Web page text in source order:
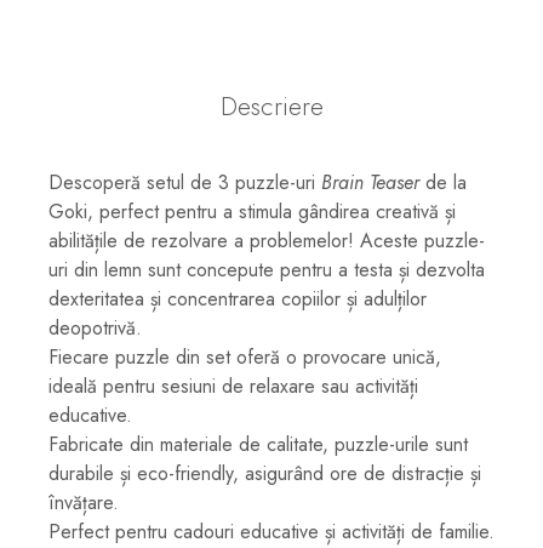
Descriere
Descoperă setul de 3 puzzle-uri Brain Teaserde la
Goki, perfect pentru a stimula gândirea creativă și
abilitățile de rezolvare a problemelor! Aceste puzzle-
uri din lemn sunt concepute pentru a testa și dezvolta
dexteritatea și concentrarea copiilor și adulților
deopotrivă.
Fiecare puzzle din set oferă o provocare unică,
ideală pentru sesiuni de relaxare sau activități
educative.
Fabricate din materiale de calitate, puzzle-urile sunt
durabile și eco-friendly, asigurând ore de distracție și
învățare.
Perfect pentru cadouri educative și activități de familie.